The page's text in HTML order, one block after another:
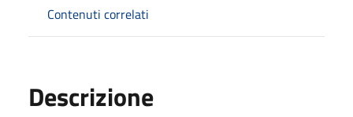
Contenuti correlati
Descrizione